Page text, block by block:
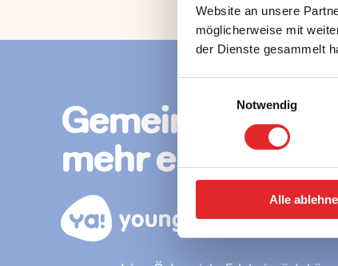
Website an unsere
möglicherweise mit
der Dienste gesammelt
Notwendig
Alle
Gemeinsam
mehr erleben.